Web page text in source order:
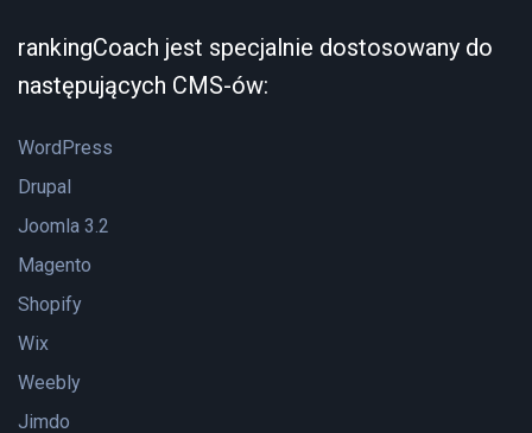
rankingCoach jest specjalnie dostosowany do
następujących CMS-ów:
WordPress
Drupal
Joomla 3.2
Magento
Shopify
Wix
Weebly
Jimdo